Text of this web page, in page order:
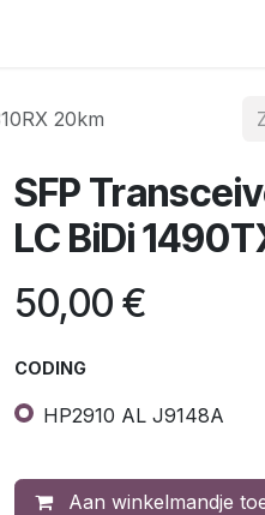
20km
SFP
LC BiDi
50,00 €
CODING
HP2910 AL J9148A
Aan winkelmandje